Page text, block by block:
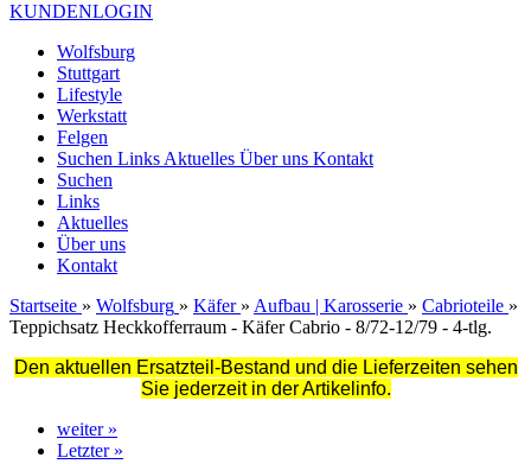
KUNDENLOGIN
Wolfsburg
Stuttgart
Lifestyle
Werkstatt
Felgen
Suchen Links Aktuelles Über uns Kontakt
Suchen
Links
Aktuelles
Über uns
Kontakt
Startseite » Wolfsburg » Käfer » Aufbau | Karosserie » Cabrioteile »
Teppichsatz Heckkofferraum - Käfer Cabrio - 8/72-12/79 - 4-tlg.
Den aktuellen Ersatzteil-Bestand und die Lieferzeiten sehen
Sie jederzeit in der Artikelinfo.
weiter »
Letzter »